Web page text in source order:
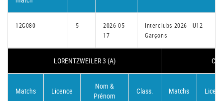
12G080 5
2026-05-
17
Interclubs 2026 - U12
Garçons
LORENTZWEILER 3 (A)
Matchs Licence
Nom &
Prénom
Class. Matchs